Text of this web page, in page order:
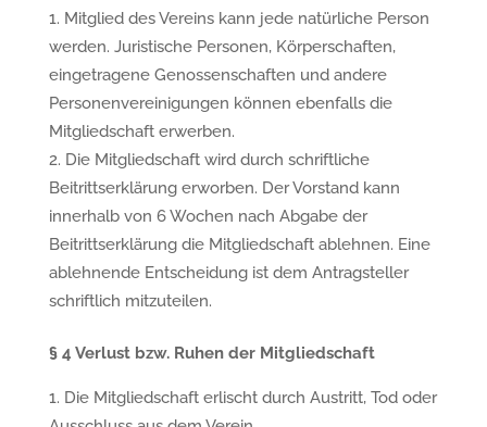
Mitglied des Vereins kann jede natürliche Person
werden. Juristische Personen, Körperschaften,
eingetragene Genossenschaften und andere
Personenvereinigungen können ebenfalls die
Mitgliedschaft erwerben.
Die Mitgliedschaft wird durch schriftliche
Beitrittserklärung erworben. Der Vorstand kann
innerhalb von 6 Wochen nach Abgabe der
Beitrittserklärung die Mitgliedschaft ablehnen. Eine
ablehnende Entscheidung ist dem Antragsteller
schriftlich mitzuteilen.
§4 Verlust bzw. Ruhen der Mitgliedschaft
Die Mitgliedschaft erlischt durch Austritt, Tod oder